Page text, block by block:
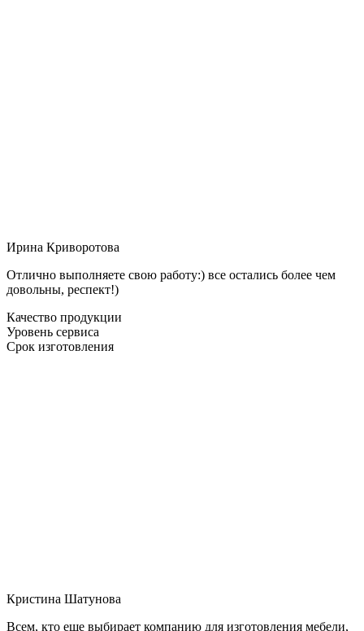
Ирина Криворотова
Отлично выполняете свою работу:) все остались более чем
довольны, респект!)
Качество продукции
Уровень сервиса
Срок изготовления
Кристина Шатунова
Всем, кто еще выбирает компанию для изготовления мебели,